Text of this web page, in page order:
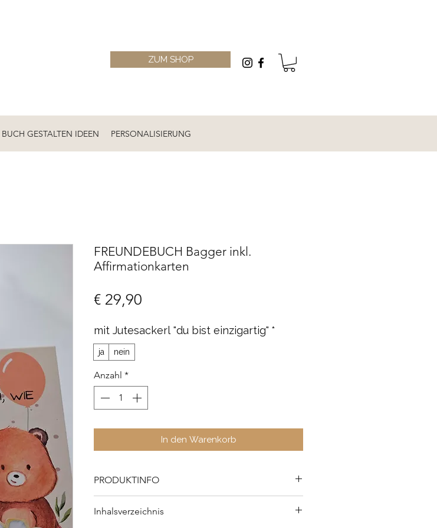
BUCH GESTALTEN IDEEN PERSONALISIERUNG
ZUM SHOP
FREUNDEBUCH Bagger inkl.
Affirmationkarten
€ 29,90
mit Jutesackerl "du bist einzigartig" *
ja nein
Anzahl *
In den Warenkorb
PRODUKTINFO
Innenseiten: 170g Naturpapier, ideal zum
Inhalsverzeichnis